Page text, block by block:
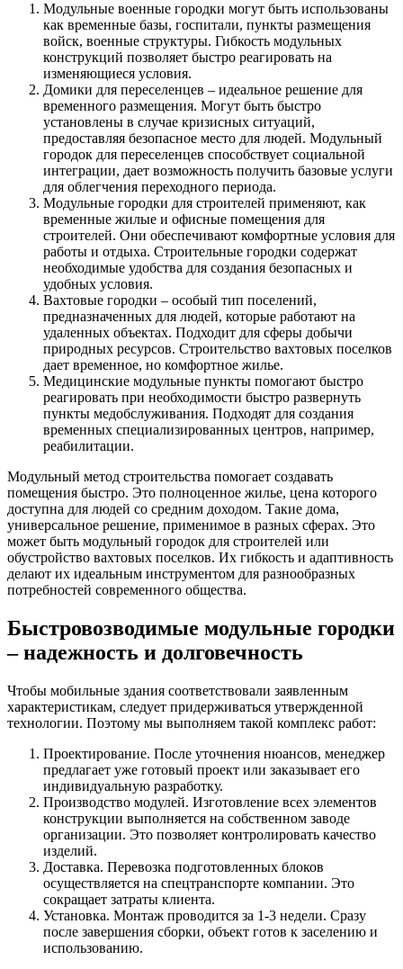
Модульные военные городки могут быть использованы
как временные базы, госпитали, пункты размещения
войск, военные структуры. Гибкость модульных
конструкций позволяет быстро реагировать на
изменяющиеся условия.
Домики для переселенцев – идеальное решение для
временного размещения. Могут быть быстро
установлены в случае кризисных ситуаций,
предоставляя безопасное место для людей. Модульный
городок для переселенцев способствует социальной
интеграции, дает возможность получить базовые услуги
для облегчения переходного периода.
Модульные городки для строителей применяют, как
временные жилые и офисные помещения для
строителей. Они обеспечивают комфортные условия для
работы и отдыха. Строительные городки содержат
необходимые удобства для создания безопасных и
удобных условия.
Вахтовые городки – особый тип поселений,
предназначенных для людей, которые работают на
удаленных объектах. Подходит для сферы добычи
природных ресурсов. Строительство вахтовых поселков
дает временное, но комфортное жилье.
Медицинские модульные пункты помогают быстро
реагировать при необходимости быстро развернуть
пункты медобслуживания. Подходят для создания
временных специализированных центров, например,
реабилитации.
Модульный метод строительства помогает создавать
помещения быстро. Это полноценное жилье, цена которого
доступна для людей со средним доходом. Такие дома,
универсальное решение, применимое в разных сферах. Это
может быть модульный городок для строителей или
обустройство вахтовых поселков. Их гибкость и адаптивность
делают их идеальным инструментом для разнообразных
потребностей современного общества.
Быстровозводимые модульные городки
– надежность и долговечность
Чтобы мобильные здания соответствовали заявленным
характеристикам, следует придерживаться утвержденной
технологии. Поэтому мы выполняем такой комплекс работ:
Проектирование. После уточнения нюансов, менеджер
предлагает уже готовый проект или заказывает его
индивидуальную разработку.
Производство модулей. Изготовление всех элементов
конструкции выполняется на собственном заводе
организации. Это позволяет контролировать качество
изделий.
Доставка. Перевозка подготовленных блоков
осуществляется на спецтранспорте компании. Это
сокращает затраты клиента.
Установка. Монтаж проводится за 1-3 недели. Сразу
после завершения сборки, объект готов к заселению и
использованию.